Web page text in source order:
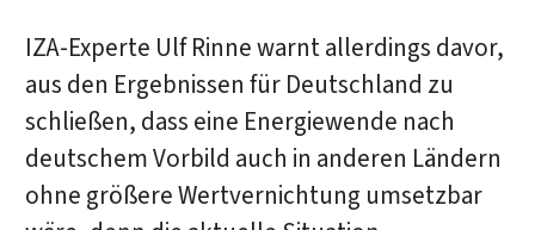
IZA-Experte Ulf Rinne warnt allerdings davor,
aus den Ergebnissen für Deutschland zu
schließen, dass eine Energiewende nach
deutschem Vorbild auch in anderen Ländern
ohne größere Wertvernichtung umsetzbar